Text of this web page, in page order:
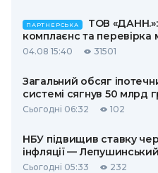
ПАРТНЕРСЬКА
ТОВ «ДАНН.»:
комплаєнс та перевірка
04.08 15:40 31501
Загальний обсяг
системі сягнув 50 млрд
Сьогодні 06:32 102
НБУ підвищив ставку
інфляції — Лепушинський
Сьогодні 05:33 232